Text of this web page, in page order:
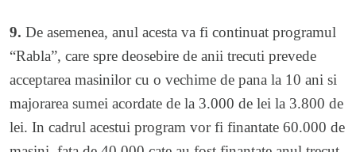
9. De asemenea, anul acesta va fi continuat programul
“Rabla”, care spre deosebire de anii trecuti prevede
acceptarea masinilor cu o vechime de pana la 10 ani si
majorarea sumei acordate de la 3.000 de lei la 3.800 de
lei. In cadrul acestui program vor fi finantate 60.000 de